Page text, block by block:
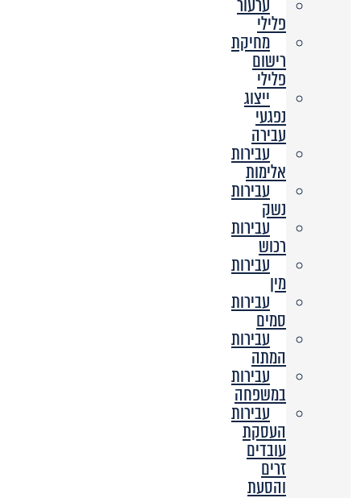
פלילי
מחיקת
רישום
פלילי
ייצוג
נפגעי
עבירה
עבירות
אלימות
עבירות
נשק
עבירות
רכוש
עבירות
מין
עבירות
סמים
עבירות
המתה
עבירות
במשפחה
עבירות
העסקת
עובדים
זרים
והסעת